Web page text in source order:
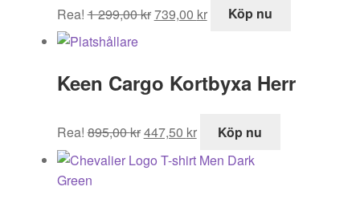
Rea! 1 299,00kr
ursprungliga
1
739,00 kr
nuvarande
739,00 kr.
Köp nu
Keen Cargo Kortbyxa Herr
Rea! 895,00kr
ursprungliga
priset
447,50 kr
nuvarande
priset
Köp nu